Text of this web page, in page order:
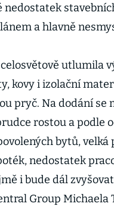
nedostatek
a hlavně
utlumila
kovy i izolační
pryč. Na dodání se
rostou a podle
bytů,
nedostatek
i bude dál
Group Michaela